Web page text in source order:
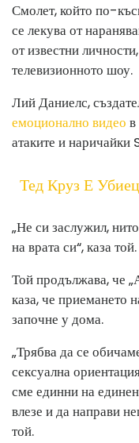
Смолет, който по-
се лекува от
от известни
телевизионното шоу.
Лий Даниелс,
емоционално видео
атаките и
Тед Круз Е
„Не си заслужил,
на врата си“, каза той.
Той продължава, че
каза, че приемането
започне у дома.
„Трябва да се
сексуална
сме единни на
влезе и да направи
той.